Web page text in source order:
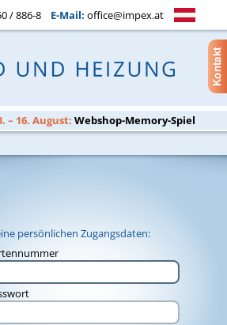
/ 886-8 E-Mail: office@impex.at
– 16. August: Webshop-Memory-Spiel
persönlichen Zugangsdaten: